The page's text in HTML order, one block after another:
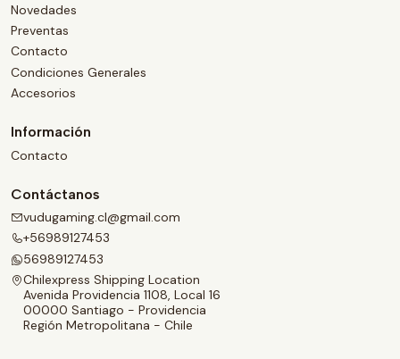
Novedades
Preventas
Contacto
Condiciones Generales
Accesorios
Información
Contacto
Contáctanos
vudugaming.cl@gmail.com
+56989127453
56989127453
Chilexpress Shipping Location
Avenida Providencia 1108, Local 16
00000 Santiago - Providencia
Región Metropolitana - Chile